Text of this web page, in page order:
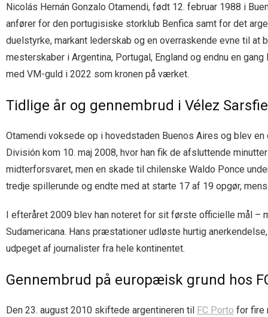
Nicolás Hernán Gonzalo Otamendi, født 12. februar 1988 i
anfører for den portugisiske storklub Benfica samt for det
duelstyrke, markant lederskab og en overraskende evne til
mesterskaber i Argentina, Portugal, England og endnu en
med VM-guld i 2022 som kronen på værket.
Tidlige år og gennembrud i Vélez
Otamendi voksede op i hovedstaden Buenos Aires og blev
División kom 10. maj 2008, hvor han fik de afsluttende
midterforsvaret, men en skade til chilenske Waldo Ponce
tredje spillerunde og endte med at starte 17 af 19 opgør,
I efteråret 2009 blev han noteret for sit første officielle mål
Sudamericana. Hans præstationer udløste hurtig
udpeget af journalister fra hele kontinentet.
Gennembrud på europæisk grund hos
Den 23. august 2010 skiftede argentineren til FC Porto for fire